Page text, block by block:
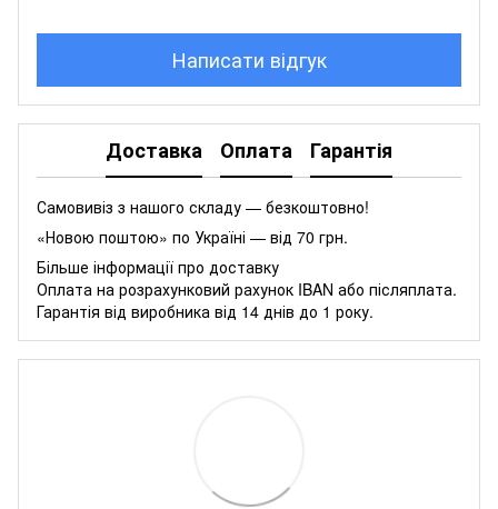
Написати відгук
Доставка Оплата Гарантія
Самовивіз з нашого складу — безкоштовно!
«Новою поштою» по Україні — від 70 грн.
Більше інформації про доставку
Оплата на розрахунковий рахунок IBAN або післяплата.
Гарантія від виробника від 14 днів до 1 року.